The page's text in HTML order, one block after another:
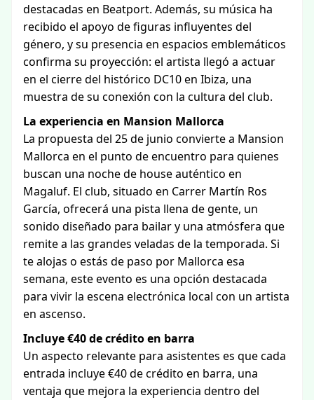
destacadas en Beatport. Además, su música ha
recibido el apoyo de figuras influyentes del
género, y su presencia en espacios emblemáticos
confirma su proyección: el artista llegó a actuar
en el cierre del histórico DC10 en Ibiza, una
muestra de su conexión con la cultura del club.
La experiencia en Mansion Mallorca
La propuesta del 25 de junio convierte a Mansion
Mallorca en el punto de encuentro para quienes
buscan una noche de house auténtico en
Magaluf. El club, situado en Carrer Martín Ros
García, ofrecerá una pista llena de gente, un
sonido diseñado para bailar y una atmósfera que
remite a las grandes veladas de la temporada. Si
te alojas o estás de paso por Mallorca esa
semana, este evento es una opción destacada
para vivir la escena electrónica local con un artista
en ascenso.
Incluye €40 de crédito en barra
Un aspecto relevante para asistentes es que cada
entrada incluye €40 de crédito en barra, una
ventaja que mejora la experiencia dentro del